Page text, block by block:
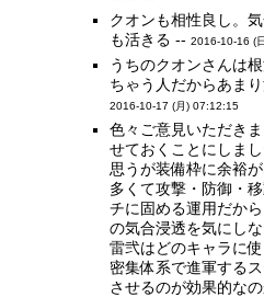
クオンも相性良し。
も活きる --2016-10-16 (
うちのクオンさんは
ちゃう人だからあま
2016-10-17 (月) 07:12:15
色々ご意見いただき
せておくことにしま
思うが装備枠に余裕
多くて攻撃・防御・
チに固める運用だか
の気合浸透を気にし
雷弐はどのキャラに
密集体系で進軍する
させるのが効果的な